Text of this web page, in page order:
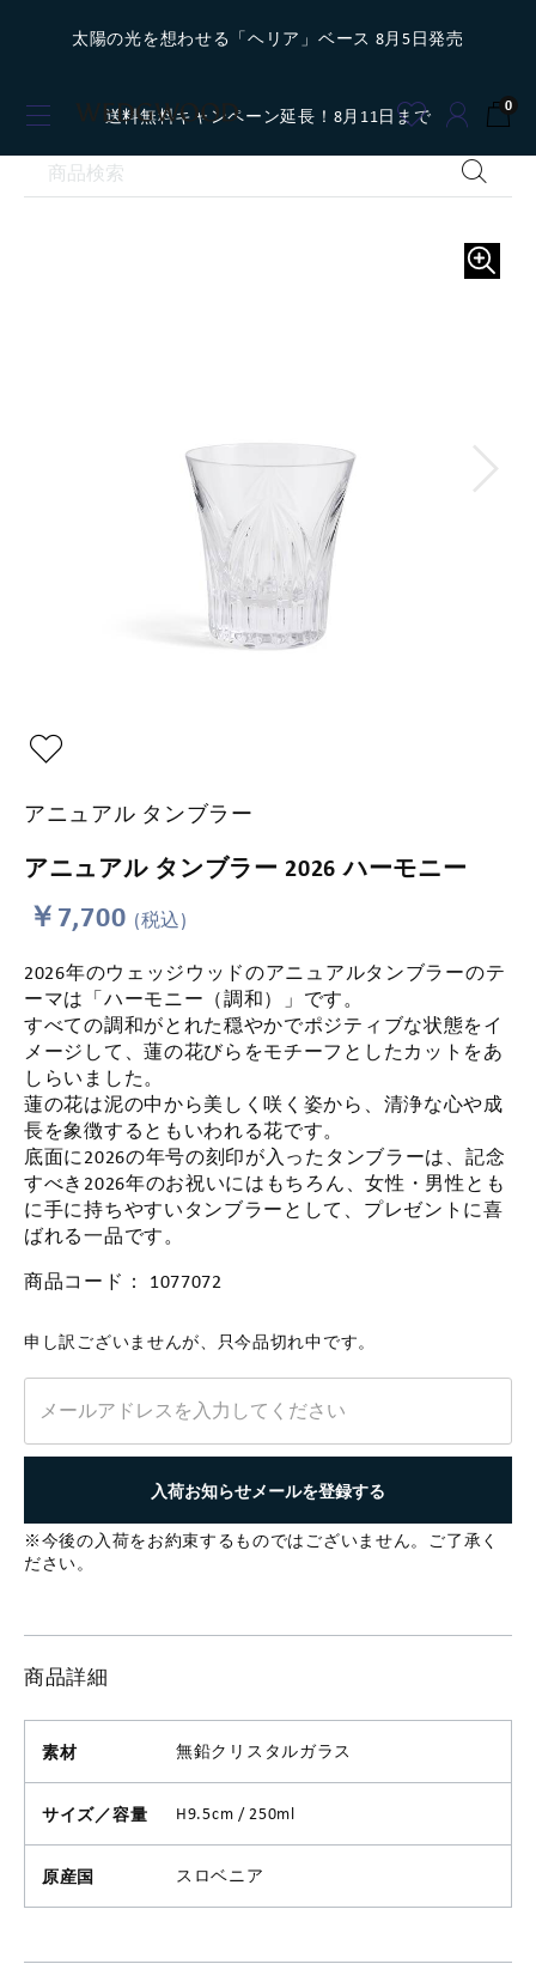
太陽の光を想わせる「ヘリア」ベース 8月5日発売
送料無料キャンペーン延長！8月11日まで 0
アニュアル タンブラー
アニュアル タンブラー 2026 ハーモニー
￥7,700 (税込)
2026年のウェッジウッドのアニュアルタンブラーのテ
ーマは「ハーモニー（調和）」です。
すべての調和がとれた穏やかでポジティブな状態をイ
メージして、蓮の花びらをモチーフとしたカットをあ
しらいました。
蓮の花は泥の中から美しく咲く姿から、清浄な心や成
長を象徴するともいわれる花です。
底面に2026の年号の刻印が入ったタンブラーは、記念
すべき2026年のお祝いにはもちろん、女性・男性とも
に手に持ちやすいタンブラーとして、プレゼントに喜
ばれる一品です。
商品コード： 1077072
申し訳ございませんが、只今品切れ中です。
入荷お知らせメールを登録する
※今後の入荷をお約束するものではございません。ご了承く
ださい。
商品詳細
素材 無鉛クリスタルガラス
サイズ／容量 H9.5cm / 250ml
原産国 スロベニア